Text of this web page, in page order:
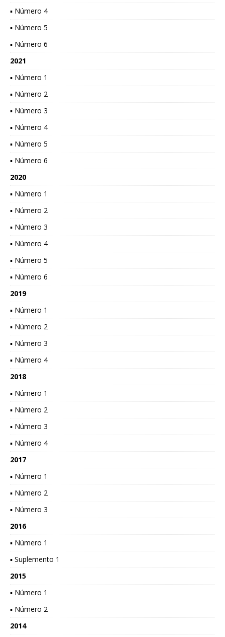
▪ Número 4
▪ Número 5
▪ Número 6
2021
▪ Número 1
▪ Número 2
▪ Número 3
▪ Número 4
▪ Número 5
▪ Número 6
2020
▪ Número 1
▪ Número 2
▪ Número 3
▪ Número 4
▪ Número 5
▪ Número 6
2019
▪ Número 1
▪ Número 2
▪ Número 3
▪ Número 4
2018
▪ Número 1
▪ Número 2
▪ Número 3
▪ Número 4
2017
▪ Número 1
▪ Número 2
▪ Número 3
2016
▪ Número 1
▪ Suplemento 1
2015
▪ Número 1
▪ Número 2
2014